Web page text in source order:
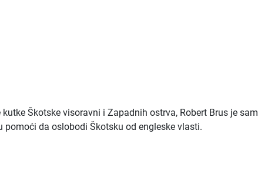
Škotske visoravni i Zapadnih ostrva, Robert Brus je sam
pomoći da oslobodi Škotsku od engleske vlasti.